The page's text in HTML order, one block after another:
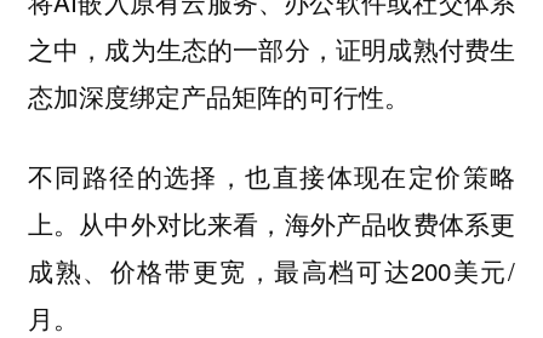
之中，成为生态的一部分，证明成熟付费生
态加深度绑定产品矩阵的可行性。
不同路径的选择，也直接体现在定价策略
上。从中外对比来看，海外产品收费体系更
成熟、价格带更宽，最高档可达200美元/
月。